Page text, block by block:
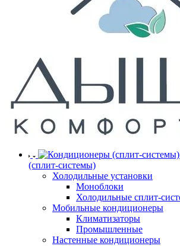
(сплит-системы)
Холодильные установки
Моноблоки
Холодильные сплит-
Мобильные кондиционеры
Климатизаторы
Промышленные
Настенные кондиционеры